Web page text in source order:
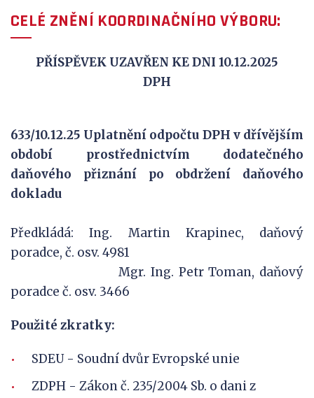
CELÉ ZNĚNÍ KOORDINAČNÍHO VÝBORU:
PŘÍSPĚVEK UZAVŘEN KE DNI 10.12.2025
DPH
633/10.12.25 Uplatnění odpočtu DPH v dřívějším
období prostřednictvím dodatečného
daňového přiznání po obdržení daňového
dokladu
Předkládá: Ing. Martin Krapinec, daňový
poradce, č. osv. 4981
Mgr. Ing. Petr Toman, daňový
poradce č. osv. 3466
Použité zkratky:
SDEU - Soudní dvůr Evropské unie
ZDPH - Zákon č. 235/2004 Sb. o dani z